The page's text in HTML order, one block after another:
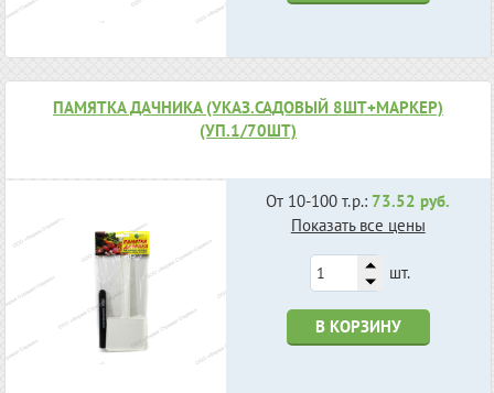
ПАМЯТКА ДАЧНИКА (УКАЗ.САДОВЫЙ 8ШТ+МАРКЕР)
(УП.1/70ШТ)
От 10-100 т.р.: 73.52 руб.
Показать все цены
шт.
В КОРЗИНУ